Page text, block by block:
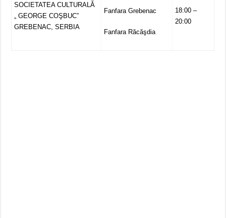
SOCIETATEA CULTURALĂ
„ GEORGE COŞBUC”
GREBENAC, SERBIA
Fanfara Grebenac
Fanfara Răcăşdia
18:00 –
20:00